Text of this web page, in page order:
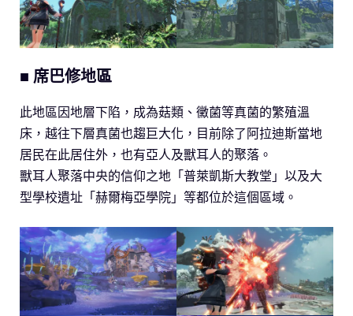
■ 席巴修地區
此地區因地層下陷，成為菇類、黴菌等真菌的繁殖溫
床，越往下層真菌也趨巨大化，目前除了阿拉迪斯當地
居民在此居住外，也有亞人及獸耳人的聚落。
獸耳人聚落中央的信仰之地「普萊凱斯大教堂」以及大
型學校遺址「赫爾梅亞學院」等都位於這個區域。